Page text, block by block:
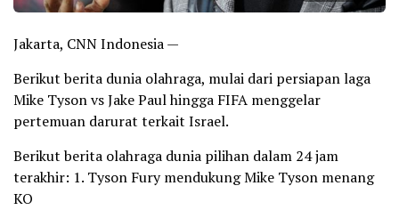
Jakarta, CNN Indonesia —
Berikut berita dunia olahraga, mulai dari persiapan laga
Mike Tyson vs Jake Paul hingga FIFA menggelar
pertemuan darurat terkait Israel.
Berikut berita olahraga dunia pilihan dalam 24 jam
terakhir: 1. Tyson Fury mendukung Mike Tyson menang
KO